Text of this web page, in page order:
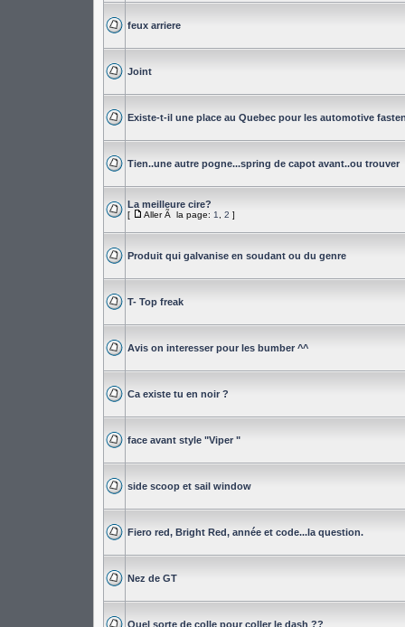
feux arriere
Joint
Existe-t-il une place au Quebec pour les automotive
Tien..une autre pogne...spring de capot avant..ou trouver
La meilleure cire?
[ Aller Ã la page: 1 2 ]
Produit qui galvanise en soudant ou du genre
T- Top freak
Avis on interesser pour les bumber ^^
Ca existe tu en noir ?
face avant style "Viper "
side scoop et sail window
Fiero red, Bright Red, année et code...la question.
Nez de GT
Quel sorte de colle pour coller le dash ??